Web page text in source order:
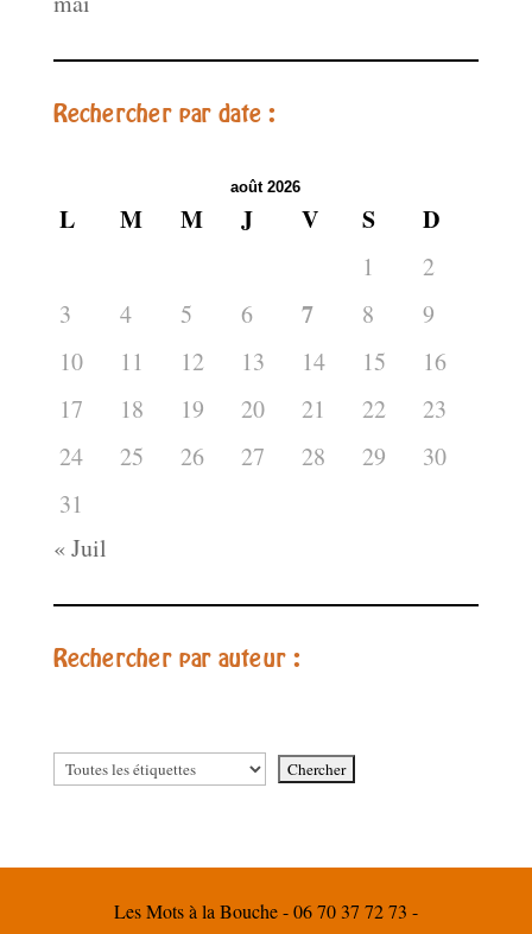
Rechercher par date :
août 2026
L M M J V S D
1
2
3
4 5 6 7 8
9
10
11 12 13 14 15
16
17
18 19 20 21 22
23
24
25 26 27 28 29
30
31
« Juil
Rechercher par auteur :
Les Mots à la Bouche - 06 70 37 72 73 -